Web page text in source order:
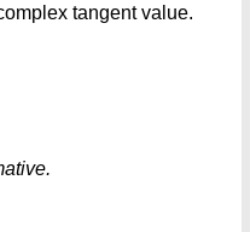
tangent value.